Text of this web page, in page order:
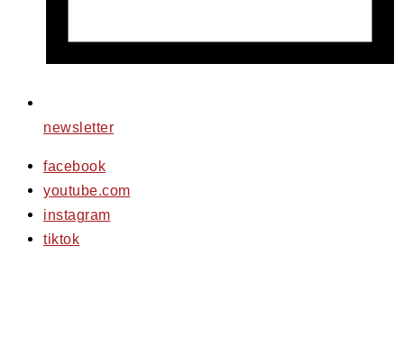
newsletter
facebook
youtube.com
instagram
tiktok